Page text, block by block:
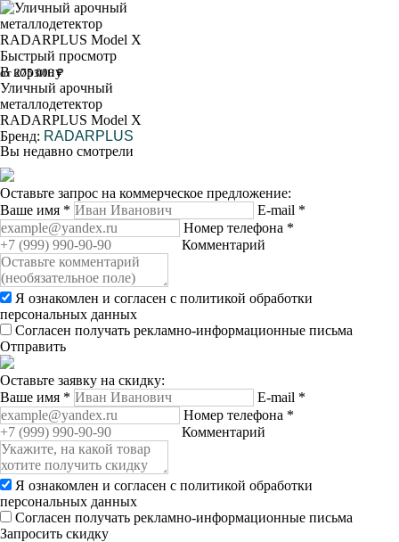
Быстрый просмотр
В корзину
от 275 000 ₽
Уличный арочный
металлодетектор
RADARPLUS Model X
Бренд: RADARPLUS
Вы недавно смотрели
Оставьте запрос на коммерческое предложение:
Ваше имя * E-mail *
Номер телефона *
Комментарий
Я ознакомлен и согласен с политикой обработки
персональных данных
Согласен получать рекламно-информационные письма
Отправить
Оставьте заявку на скидку:
Ваше имя * E-mail *
Номер телефона *
Комментарий
Я ознакомлен и согласен с политикой обработки
персональных данных
Согласен получать рекламно-информационные письма
Запросить скидку